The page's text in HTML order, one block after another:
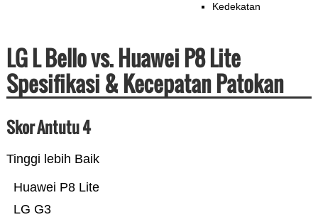
Kedekatan
LG L Bello vs. Huawei P8 Lite
Spesifikasi & Kecepatan Patokan
Skor Antutu 4
Tinggi lebih Baik
LG G3
Huawei P8 Lite